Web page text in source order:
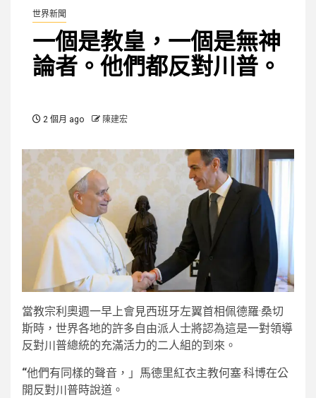
世界新聞
一個是教皇，一個是無神
論者。他們都反對川普。
2 個月 ago 陳建宏
當教宗利奧週一早上會見西班牙左翼首相佩德羅·桑切
斯時，世界各地的許多自由派人士將認為這是一對領導
反對川普總統的充滿活力的二人組的到來。
“他們有同樣的聲音，」馬德里紅衣主教何塞·科博在公
開反對川普時說道。